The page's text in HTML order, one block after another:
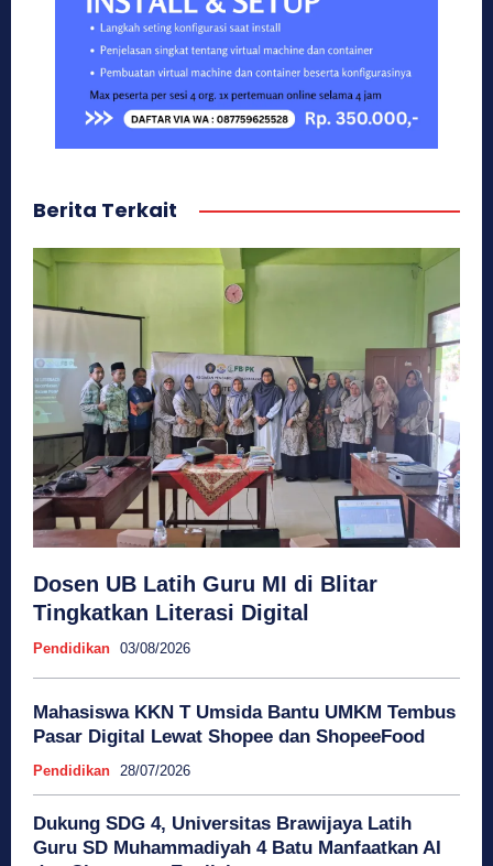
Berita Terkait
Dosen UB Latih Guru MI di Blitar
Tingkatkan Literasi Digital
Pendidikan 03/08/2026
Mahasiswa KKN T Umsida Bantu UMKM Tembus
Pasar Digital Lewat Shopee dan ShopeeFood
Pendidikan 28/07/2026
Dukung SDG 4, Universitas Brawijaya Latih
Guru SD Muhammadiyah 4 Batu Manfaatkan AI